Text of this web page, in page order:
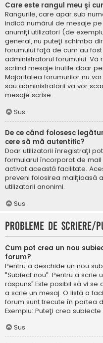
Care este rangul meu şi
Rangurile, care apar sub
indică numărul de mesaje
anumiţi utilizatori (de
general, nu puteţi schimba
forumului faţă de cum au
administratorul forumului. Vă
scriind mesaje inutile doar
Majoritatea forumurilor nu
sau administratorii vă vor
mesaje scrise.
Sus
De ce când folosesc
cere să mă autentific?
Doar utilizatorii înregistraţi
formularul încorporat de
activat această facilitate.
preveni folosirea maliţioasă
utilizatorii anonimi.
Sus
Probleme de scriere/
Cum pot crea un nou
forum?
Pentru a deschide un nou
"Subiect nou". Pentru a scrie
răspuns".Este posibil să vi
a scrie un mesaj. O listă a
forum sunt trecute în partea
Exemplu: Puteţi crea
Sus